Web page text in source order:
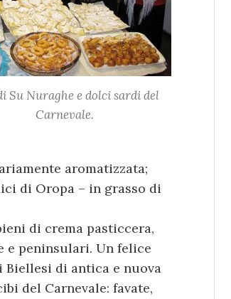
Su Nuraghe e dolci sardi del
Carnevale.
aromatizzata;
di Oropa – in grasso di
di crema pasticcera,
e peninsulari. Un felice
di antica e nuova
del Carnevale: favate,